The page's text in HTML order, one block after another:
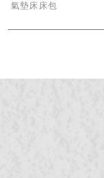
氣墊床床包